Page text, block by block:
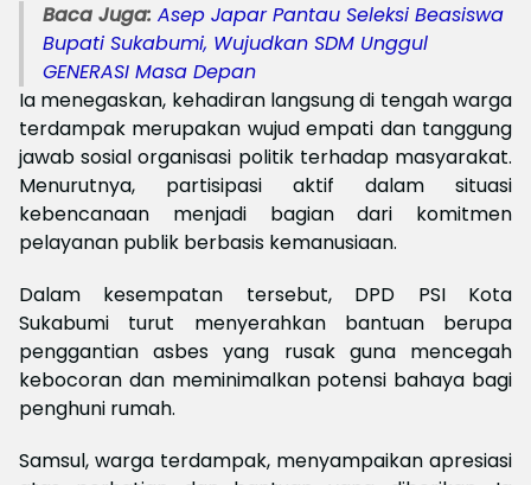
Baca Juga: Asep Japar Pantau Seleksi Beasiswa
Bupati Sukabumi, Wujudkan SDM Unggul
GENERASI Masa Depan
Ia menegaskan, kehadiran langsung di tengah warga
terdampak merupakan wujud empati dan tanggung
jawab sosial organisasi politik terhadap masyarakat.
Menurutnya, partisipasi aktif dalam situasi
kebencanaan menjadi bagian dari komitmen
pelayanan publik berbasis kemanusiaan.
Dalam kesempatan tersebut, DPD PSI Kota
Sukabumi turut menyerahkan bantuan berupa
penggantian asbes yang rusak guna mencegah
kebocoran dan meminimalkan potensi bahaya bagi
penghuni rumah.
Samsul, warga terdampak, menyampaikan apresiasi